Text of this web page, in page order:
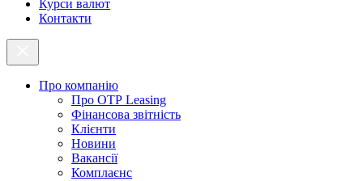
Курси валют
Контакти
Про компанію
Про ОТР Leasing
Фінансова звітність
Клієнти
Новини
Вакансії
Комплаєнс